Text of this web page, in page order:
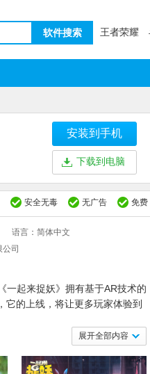
软件搜索 王者荣耀
安装到手机
下载到电脑
安全无毒 无广告 免费
语言： 简体中文
司
一起来捉妖》拥有基于AR技术的
它的上线，将让更多玩家体验到
展开全部内容